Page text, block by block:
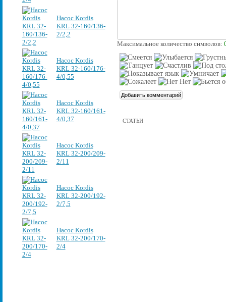
Насос Kordis
KRL 32-160/136-
2/2,2
Насос Kordis
KRL 32-160/176-
4/0,55
Насос Kordis
KRL 32-160/161-
4/0,37
Насос Kordis
KRL 32-200/209-
2/11
Насос Kordis
KRL 32-200/192-
2/7,5
Насос Kordis
KRL 32-200/170-
2/4
Максимальное количество символов:
СТАТЬИ